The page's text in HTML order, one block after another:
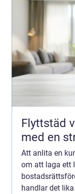
Flyttstäd
med en
Att anlita en
om att laga ett
handlar det